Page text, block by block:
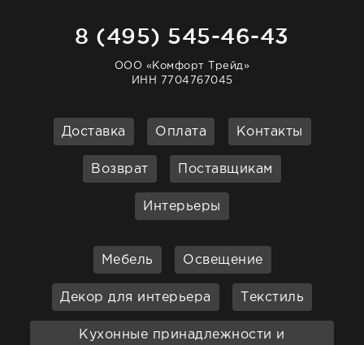
8 (495) 545-46-43
ООО «Комфорт Трейд»
ИНН 7704767045
Доставка Оплата Контакты
Возврат Поставщикам
Интерьеры
Мебель Освещение
Декор для интерьера Текстиль
Кухонные принадлежности и